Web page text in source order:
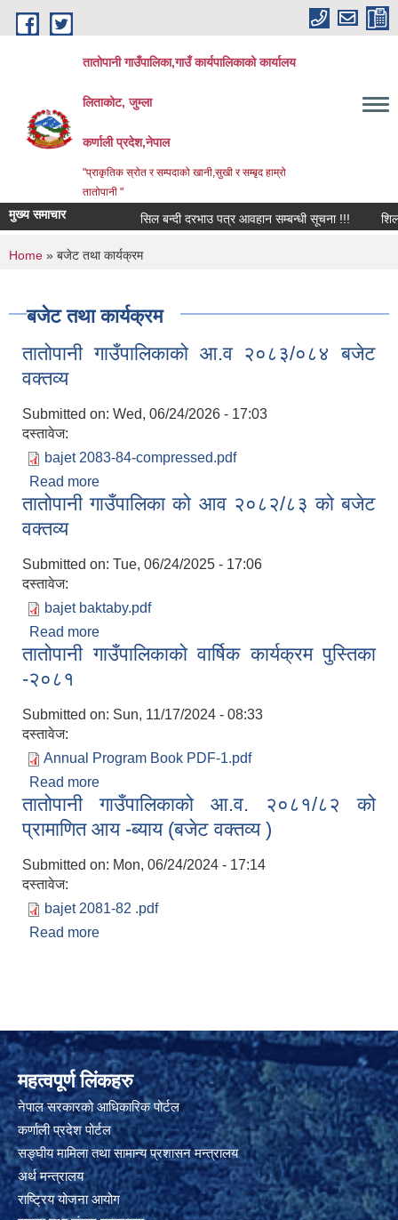
Skip to main content
तातोपानी गाउँपालिका,गाउँ कार्यपालिकाको कार्यालय
लिताकोट, जुम्ला
कर्णाली प्रदेश,नेपाल
"प्राकृतिक स्रोत र सम्पदाको खानी,सुखी र सम्बृद हाम्रो
तातोपानी "
मुख्य समाचार सिल बन्दी दरभाउ पत्र आवहान सम्बन्धी सूचना !!!
You are here
Home » बजेट तथा कार्यक्रम
बजेट तथा कार्यक्रम
तातोपानी गाउँपालिकाको आ.व २०८३/०८४ बजेट
वक्तव्य
Submitted on: Wed, 06/24/2026 - 17:03
दस्तावेज:
bajet 2083-84-compressed.pdf
Read more
वक्तव्य
तातोपानी गाउँपालिका को आव २०८२/८३ को बजेट
वक्तव्य
Submitted on: Tue, 06/24/2025 - 17:06
दस्तावेज:
bajet baktaby.pdf
Read more
वक्तव्य
तातोपानी गाउँपालिकाको वार्षिक कार्यक्रम पुस्तिका
-२०८१
Submitted on: Sun, 11/17/2024 - 08:33
दस्तावेज:
Annual Program Book PDF-1.pdf
Read more
-२०८१
तातोपानी गाउँपालिकाको आ.व. २०८१/८२ को
प्रामाणित आय -ब्याय (बजेट वक्तव्य )
Submitted on: Mon, 06/24/2024 - 17:14
दस्तावेज:
bajet 2081-82 .pdf
Read more
महत्वपूर्ण लिंकहरु
नेपाल सरकारको आधिकारिक पोर्टल
कर्णाली प्रदेश पोर्टल
सङ्घीय मामिला तथा सामान्य प्रशासन मन्त्रालय
अर्थ मन्त्रालय
राष्ट्रिय योजना आयोग